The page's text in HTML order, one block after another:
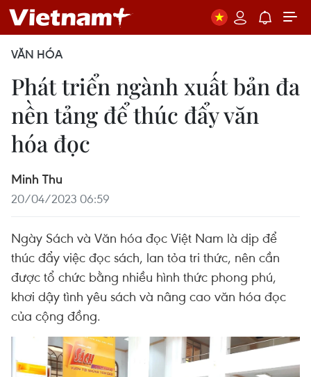
VĂN HÓA
Phát triển ngành xuất bản đa
nền tảng để thúc đẩy văn
hóa đọc
Minh Thu
20/04/2023 06:59
Ngày Sách và Văn hóa đọc Việt Nam là dịp để
thúc đẩy việc đọc sách, lan tỏa tri thức, nên cần
được tổ chức bằng nhiều hình thức phong phú,
khơi dậy tình yêu sách và nâng cao văn hóa đọc
của cộng đồng.